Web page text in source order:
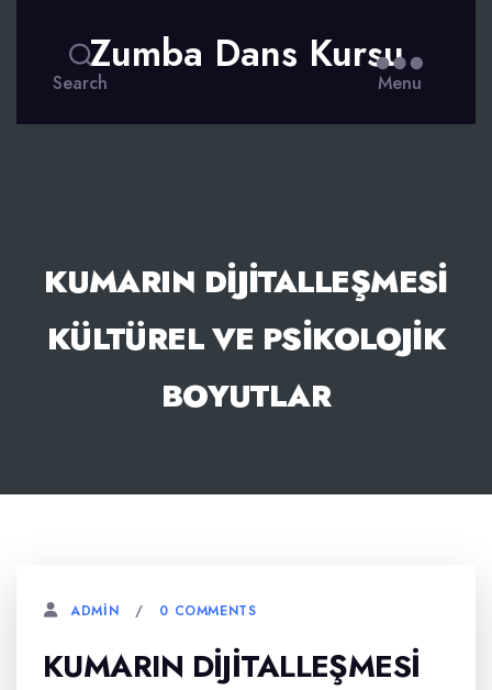
Search
Zumba Dans Kursu
Menu
KUMARIN DIJITALLEŞMESI
KÜLTÜREL VE PSIKOLOJIK
BOYUTLAR
ADMIN 0 COMMENTS
KUMARIN DIJITALLEŞMESI